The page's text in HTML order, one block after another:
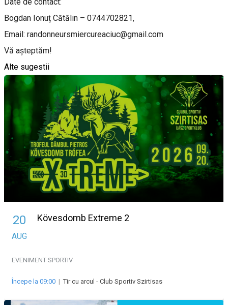
Bogdan Ionuț Cătălin – 0744702821,
Email: randonneursmiercureaciuc@gmail.com
Vă așteptăm!
Alte sugestii
20
AUG
Kövesdomb Extreme 2
EVENIMENT SPORTIV
Începe la 09:00 |Tir cu arcul - Club Sportiv Szirtisas